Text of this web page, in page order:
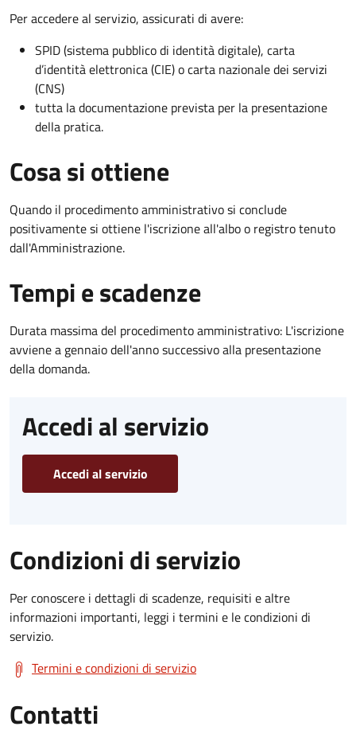
Per accedere al servizio, assicurati di avere:
SPID (sistema pubblico di identità digitale), carta
d’identità elettronica (CIE) o carta nazionale dei servizi
(CNS)
tutta la documentazione prevista per la presentazione
della pratica.
Cosa si ottiene
Quando il procedimento amministrativo si conclude
positivamente si ottiene l'iscrizione all'albo o registro tenuto
dall'Amministrazione.
Tempi e scadenze
Durata massima del procedimento amministrativo: L'iscrizione
avviene a gennaio dell'anno successivo alla presentazione
della domanda.
Accedi al servizio
Accedi al servizio
Condizioni di servizio
Per conoscere i dettagli di scadenze, requisiti e altre
informazioni importanti, leggi i termini e le condizioni di
servizio.
Termini e condizioni di servizio
Contatti